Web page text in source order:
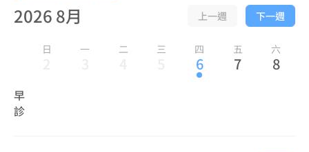
2026 8月 上一週 下一週
日 一 二 三 四 五 六
6 7 8
早
診